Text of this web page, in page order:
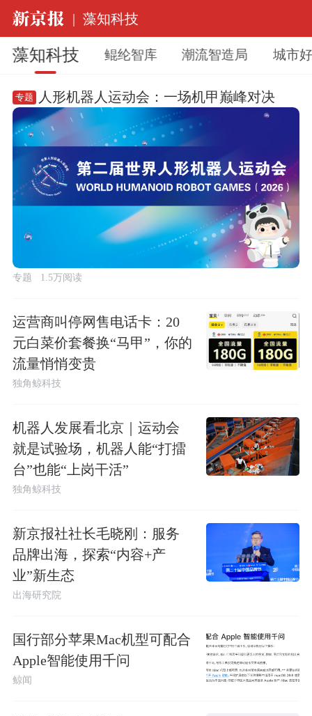
| 藻知科技
藻知科技 鲲纶智库 潮流智造局 城市
专题 人形机器人运动会：一场机甲巅峰对决
专题 1.5万阅读
运营商叫停网售电话卡：20
元白菜价套餐换“马甲”，你的
流量悄悄变贵
独角鲸科技
机器人发展看北京｜运动会
就是试验场，机器人能“打擂
台”也能“上岗干活”
独角鲸科技
新京报社社长毛晓刚：服务
品牌出海，探索“内容+产
业”新生态
出海研究院
国行部分苹果Mac机型可配合
Apple智能使用千问
鲸闻